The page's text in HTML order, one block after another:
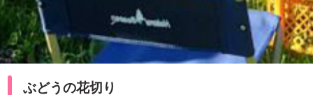
ぶどうの花切り